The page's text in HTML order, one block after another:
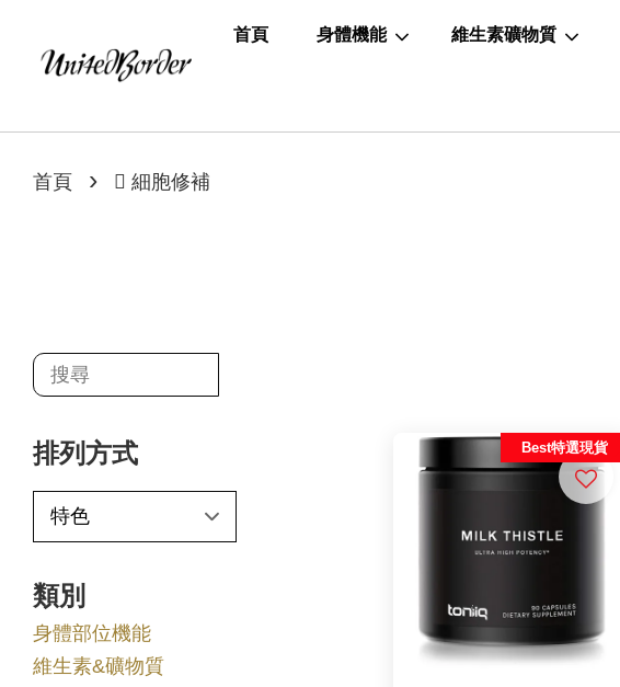
首頁 身體機能 維生素礦物質
首頁 ›  細胞修補
排列方式
類別
身體部位機能
維生素&礦物質
Best特選現貨